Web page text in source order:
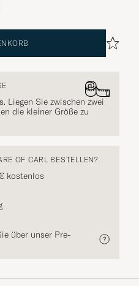
Liegen Sie zwischen zwei
die kleiner Größe zu
OF CARL BESTELLEN?
kostenlos
über unser Pre-